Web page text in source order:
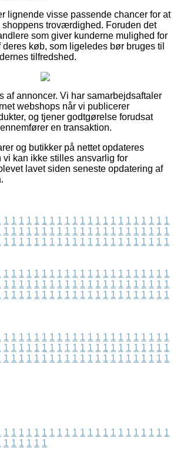
lignende visse passende chancer for at
troværdighed. Foruden det
som giver kunderne mulighed for
køb, som ligeledes bør bruges til
tilfredshed.
af annoncer. Vi har samarbejdsaftaler
webshops når vi publicerer
og tjener godtgørelse forudsat
en transaktion.
og butikker på nettet opdateres
kan ikke stilles ansvarlig for
lavet siden seneste opdatering af
1 1 1 1 1 1 1 1 1 1 1 1 1 1 1 1 1 1 1 1 1 1
1 1 1 1 1 1 1 1 1 1 1 1 1 1 1 1 1 1 1 1 1 1
1 1 1 1 1 1 1 1 1 1 1 1 1 1 1 1 1 1 1 1 1 1
1 1 1 1 1 1 1 1 1 1 1 1 1 1 1 1 1 1 1 1 1 1
1 1 1 1 1 1 1 1 1 1 1 1 1 1 1 1 1 1 1 1 1 1
1 1 1 1 1 1 1 1 1 1 1 1 1 1 1 1 1 1 1 1 1 1
1 1 1 1 1 1 1 1 1 1 1 1 1 1 1 1 1 1 1 1 1 1
1 1 1 1 1 1 1 1 1 1 1 1 1 1 1 1 1 1 1 1 1 1
1 1 1 1 1 1 1 1 1 1 1 1 1 1 1 1 1 1 1 1 1 1
1 1 1 1 1 1 1 1 1 1 1 1 1 1 1 1 1 1 1 1 1 1
1 1 1 1 1 1